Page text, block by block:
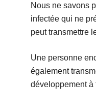
Nous ne savons
infectée qui ne
peut transmettre
Une personne
également
développement à